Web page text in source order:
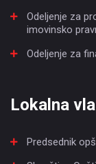
Odeljenje za
imovinsko
Odeljenje za
Lokalna
Predsednik